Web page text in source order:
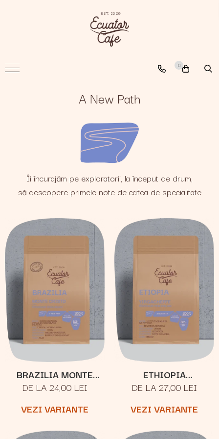
The Nomad
0
A New Path
Îi încurajăm pe exploratorii, la început de drum,
să descopere primele note de cafea de specialitate
BRAZILIA MONTE
CRISTO
DE LA 24,00 LEI
VEZI VARIANTE
ETHIOPIA
YIRGACHEFFE
DE LA 27,00 LEI
VEZI VARIANTE